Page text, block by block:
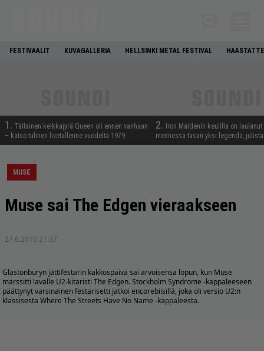
FESTIVAALIT KUVAGALLERIA HELLSINKI METAL FESTIVAL
1. Tällainen keikkajyrä Queen oli ennen vanhaan
– katso tulinen livetallenne vuodelta 1979
2.
Iron Maidenin keulilla on laulanut
mennessä tasan yksi legenda,
MUSE
Muse sai The Edgen vieraakseen
27.6.2010 21:37
Glastonburyn jättifestarin kakkospäivä sai arvoisensa lopun, kun Muse
marssitti lavalle U2-kitaristi The Edgen. Stockholm Syndrome -kappaleeseen
päättynyt varsinainen festarisetti jatkoi encorebiisillä, joka oli versio U2:n
klassisesta Where The Streets Have No Name -kappaleesta.